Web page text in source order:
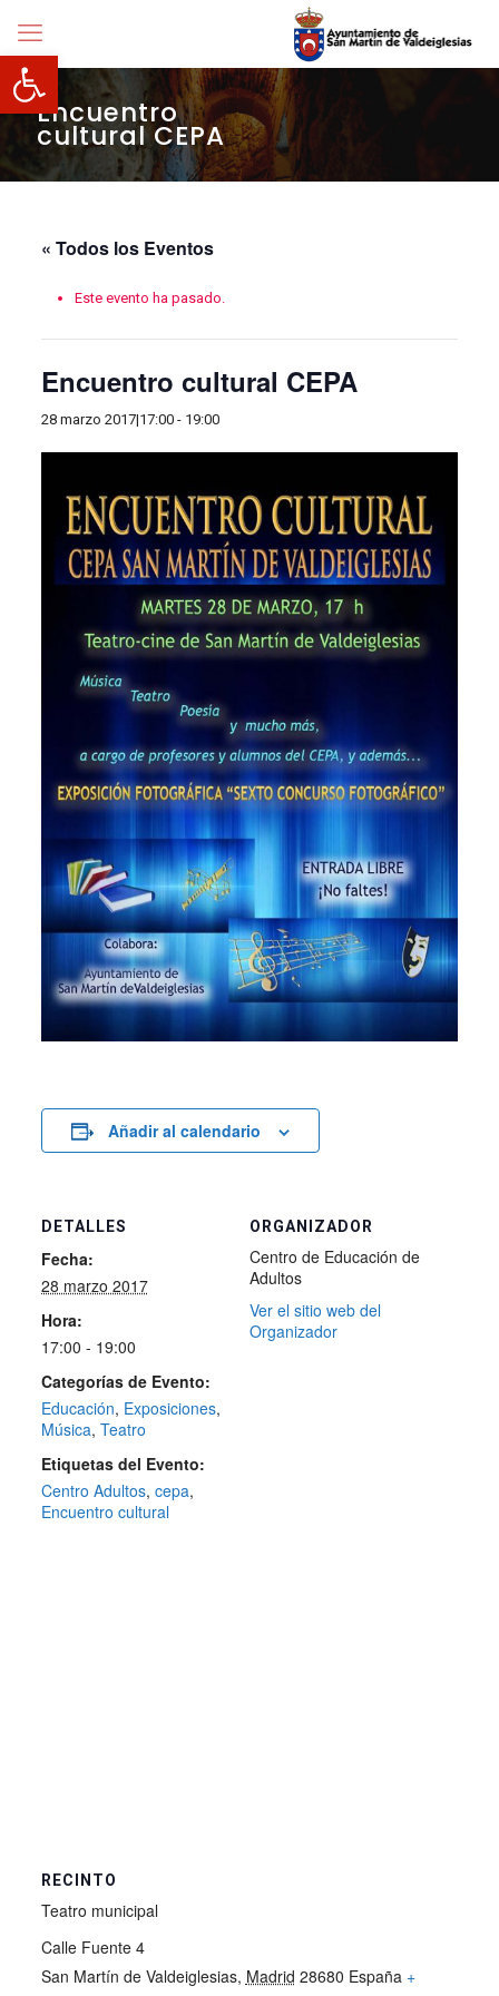
Abrir barra de herramientas
Encuentro
cultural CEPA
« Todos los Eventos
Este evento ha pasado.
Encuentro cultural CEPA
28 marzo 2017|17:00- 19:00
Añadir al calendario
DETALLES
Fecha:
28 marzo 2017
Hora:
17:00 - 19:00
Categorías de Evento:
Educación, Exposiciones,
Música, Teatro
Etiquetas del Evento:
Centro Adultos, cepa,
Encuentro cultural
ORGANIZADOR
Centro de Educación de
Adultos
Ver el sitio web del
Organizador
RECINTO
Teatro municipal
Calle Fuente 4
San Martín de Valdeiglesias, Madrid 28680 España +